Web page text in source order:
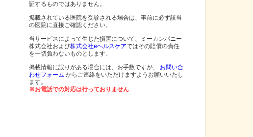
証するものではありません。
掲載されている医院を受診される場合は、事前に必ず該当
の医院に直接ご確認ください。
当サービスによって生じた損害について、ミーカンパニー
株式会社および株式会社eヘルスケアではその賠償の責任
を一切負わないものとします。
掲載情報に誤りがある場合には、お手数ですが、
お問い合
わせフォーム からご連絡をいただけますようお願いいたし
ます。
※お電話での対応は行っておりません